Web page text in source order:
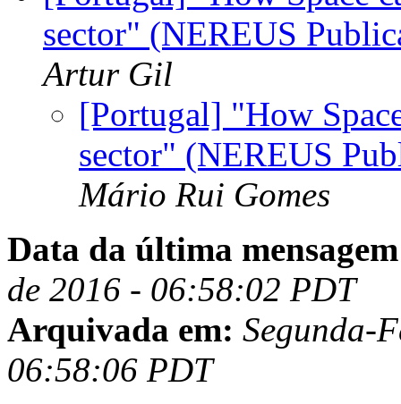
sector" (NEREUS
Artur Gil
[Portugal] "How
sector" (NEREUS
Mário Rui Gomes
Data da última
de 2016 - 06:58:02 PDT
Arquivada em: Segunda-
06:58:06 PDT